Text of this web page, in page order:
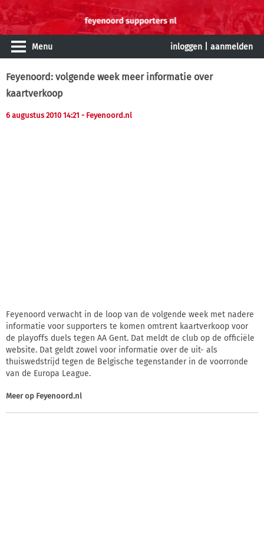
Menu inloggen aanmelden
Feyenoord: volgende week meer informatie over
kaartverkoop
6 augustus 2010 14:21 - Feyenoord.nl
Feyenoord verwacht in de loop van de volgende week met nadere
informatie voor supporters te komen omtrent kaartverkoop voor
de playoffs duels tegen AA Gent. Dat meldt de club op de officiële
website. Dat geldt zowel voor informatie over de uit- als
thuiswedstrijd tegen de Belgische tegenstander in de voorronde
van de Europa League.
Meer op Feyenoord.nl